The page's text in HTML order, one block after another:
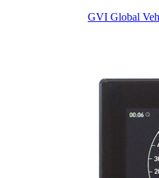
GVI Global